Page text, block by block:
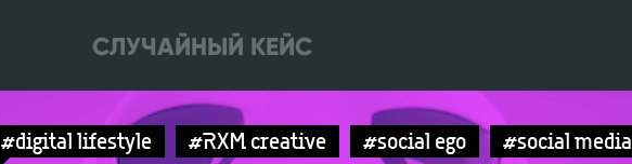
СЛУЧАЙНЫЙ КЕЙС
#digital lifestyle #RXM creative #social ego #social media